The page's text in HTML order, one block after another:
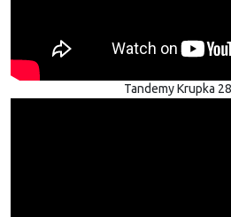
Tandemy Krupka